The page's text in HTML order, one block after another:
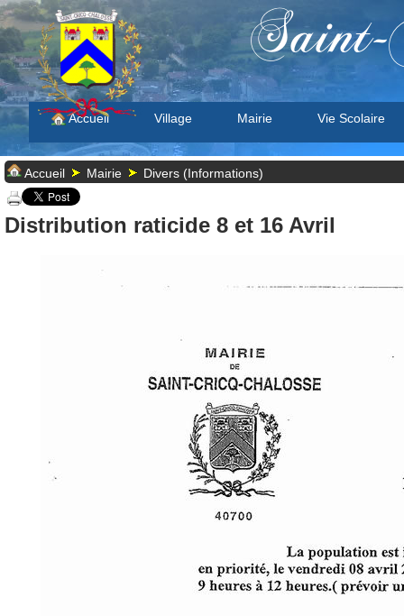
Saint-
Accueil Village Mairie Vie Scolaire
Accueil Mairie Divers (Informations)
Distribution raticide 8 et 16 Avril